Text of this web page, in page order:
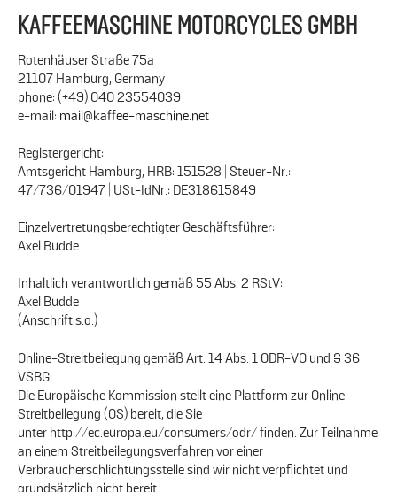
KAFFEEMASCHINE MOTORCYCLES GMBH
Rotenhäuser Straße 75a
21107 Hamburg, Germany
phone: (+49) 040 23554039
e-mail: mail@kaffee-maschine.net
Registergericht:
Amtsgericht Hamburg, HRB: 151528 | Steuer-Nr.:
47/736/01947 | USt-IdNr.: DE318615849
Einzelvertretungsberechtigter Geschäftsführer:
Axel Budde
Inhaltlich verantwortlich gemäß 55 Abs. 2 RStV:
Axel Budde
(Anschrift s.o.)
Online-Streitbeilegung gemäß Art. 14 Abs. 1 ODR-VO und § 36
VSBG:
Die Europäische Kommission stellt eine Plattform zur Online-
Streitbeilegung (OS) bereit, die Sie
unter http://ec.europa.eu/consumers/odr/ finden. Zur Teilnahme
an einem Streitbeilegungsverfahren vor einer
Verbraucherschlichtungsstelle sind wir nicht verpflichtet und
grundsätzlich nicht bereit.